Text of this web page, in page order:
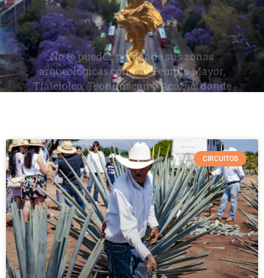
N
podrás encontrar impresionantes vestigios
de la Gran Tenochtitlán.
CIRCUITOS